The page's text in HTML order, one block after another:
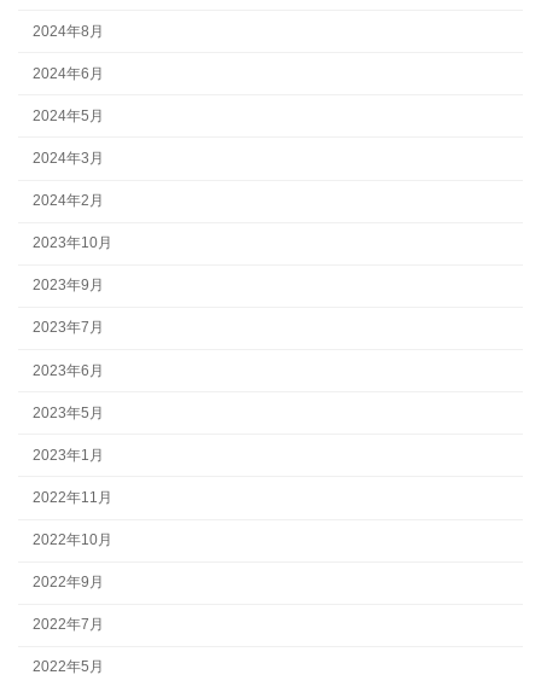
2024年8月
2024年6月
2024年5月
2024年3月
2024年2月
2023年10月
2023年9月
2023年7月
2023年6月
2023年5月
2023年1月
2022年11月
2022年10月
2022年9月
2022年7月
2022年5月